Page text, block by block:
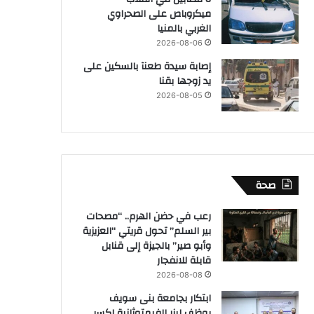
ميكروباص على الصحراوي
الغربي بالمنيا
2026-08-06
إصابة سيدة طعنآ بالسكين على
يد زوجها بقنا
2026-08-05
صحة
رعب في حضن الهرم.. “مصحات
بير السلم” تحول قريتي “العزيزية
وأبو صير” بالجيزة إلى قنابل
قابلة للانفجار
2026-08-08
ابتكار بجامعة بنى سويف